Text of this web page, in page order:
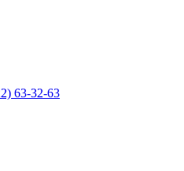
63-32-63